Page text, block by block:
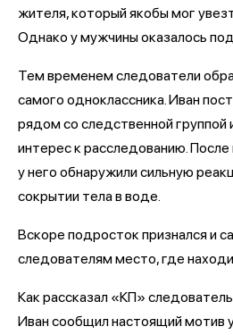
жителя, который якобы мог
Однако у мужчины оказалось
Тем временем следователи
самого одноклассника. Иван
рядом со следственной группой
интерес к расследованию.
у него обнаружили сильную
сокрытии тела в воде.
Вскоре подросток признался и
следователям место, где
Как рассказал «КП»
Иван сообщил настоящий мотив